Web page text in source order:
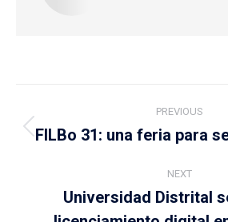
navigation
PREVIOUS
Previous
FILBo 31: una feria para
NEXT
Universidad Distrital